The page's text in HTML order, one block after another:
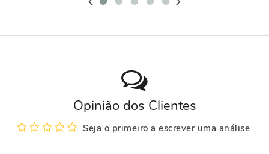
Opinião dos Clientes
Seja o primeiro a escrever uma análise